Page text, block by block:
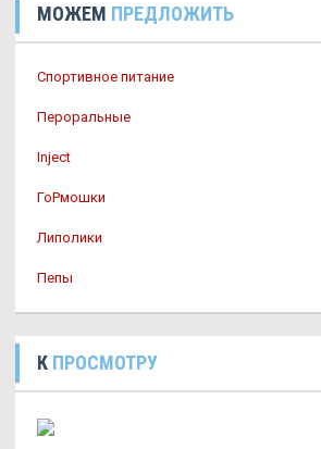
МОЖЕМ ПРЕДЛОЖИТЬ
Спортивное питание
Пероральные
Inject
ГоРмошки
Липолики
Пепы
К ПРОСМОТРУ